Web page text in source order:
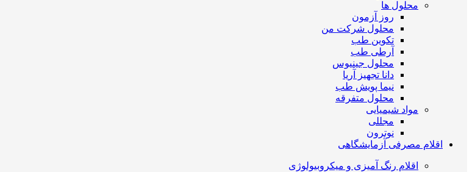
محلول ها
روز آزمون
محلول شرکت من
تکوین طب
آرطی طب
محلول جینیوس
دانا تجهیز آریا
نیما پویش طب
محلول متفرقه
مواد شیمیایی
مجللی
نوترون
اقلام مصرفی آزمایشگاهی
اقلام رنگ آمیزی و میکروبیولوژی